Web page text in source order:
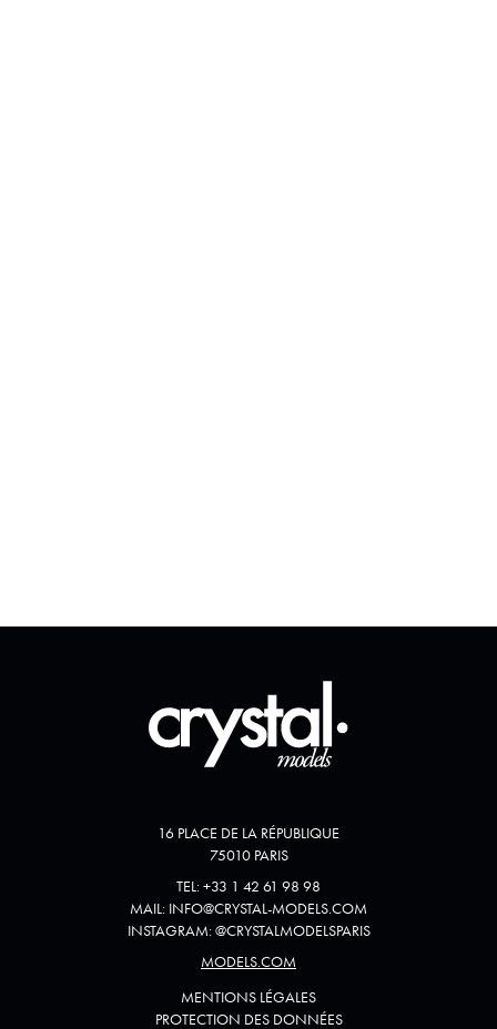
16 PLACE DE LA RÉPUBLIQUE
75010 PARIS
TEL:+33 1 42 61 98 98
MAIL: INFO@CRYSTAL-MODELS.COM
INSTAGRAM:@CRYSTALMODELSPARIS
MODELS.COM
MENTIONS LÉGALES
PROTECTION DES DONNÉES